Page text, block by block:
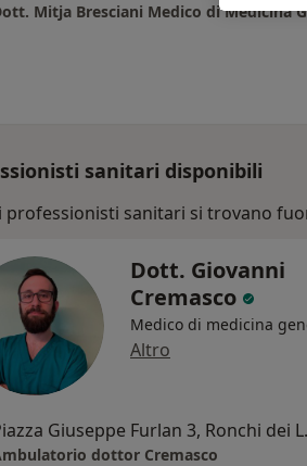
Mitja Bresciani Medico di Medicina
sanitari disponibili
professionisti sanitari si trovano
Dott. Giovanni
Cremasco
Medico di medicina
Altro
dottor Cremasco